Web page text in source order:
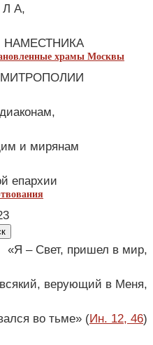
храмы Москвы
А,
и мирянам
епархии
«Я – Свет, пришел в мир,
верующий в Меня,
во тьме» (Ин. 12, 46)